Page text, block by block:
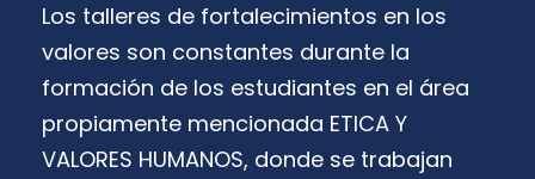
Los talleres de fortalecimientos en los
valores son constantes durante la
formación de los estudiantes en el área
propiamente mencionada ETICA Y
VALORES HUMANOS, donde se trabajan